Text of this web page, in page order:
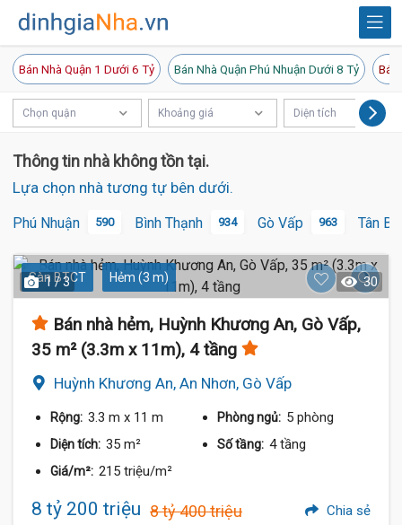
Bán Nhà Quận 1 Dưới 6 Tỷ Bán Nhà Quận Phú Nhuận Dưới 8 Tỷ Bán
Chọn quận Khoảng giá Diện tích
Thông tin nhà không tồn tại.
Lựa chọn nhà tương tự bên dưới.
Phú Nhuận 590 Bình Thạnh 934 Gò Vấp 963 Tân
Sàn BTCT Hẻm (3 m)
1 / 3 30
Bán nhà hẻm, Huỳnh Khương An, Gò Vấp,
35 m² (3.3m x 11m), 4 tầng
Huỳnh Khương An, An Nhơn, Gò Vấp
Rộng: 3.3 m x 11 m Phòng ngủ: 5 phòng
Diện tích: 35 m² Số tầng: 4 tầng
Giá/m²: 215 triệu/m²
8 tỷ 200 triệu 8 tỷ 400 triệu Chia sẻ